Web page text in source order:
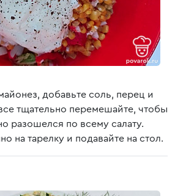
добавьте соль, перец и
тщательно перемешайте, чтобы
разошелся по всему салату.
на тарелку и подавайте на стол.